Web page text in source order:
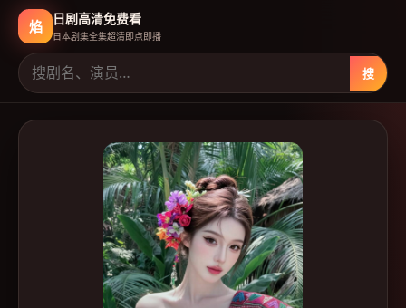
焰 日剧高清免费看
日本剧集全集超清即点即播
搜
日剧高清免费看-日本免费高